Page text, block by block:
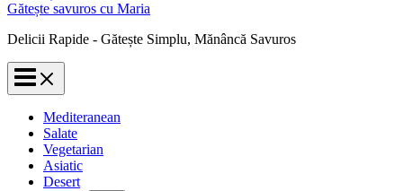
Gătește savuros cu Maria
Delicii Rapide - Gătește Simplu, Mănâncă Savuros
Mediteranean
Salate
Vegetarian
Asiatic
Desert